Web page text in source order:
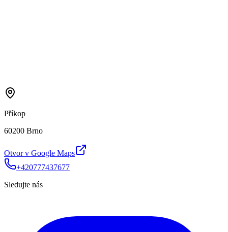
Příkop
60200 Brno
Otvor v Google Maps
+420777437677
Sledujte nás